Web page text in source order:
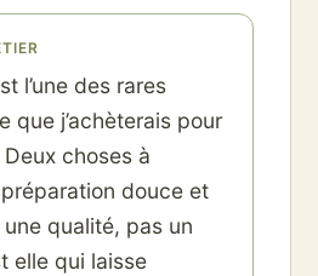
l’une des rares
que j’achèterais pour
choses à
douce et
qualité, pas un
elle qui laisse